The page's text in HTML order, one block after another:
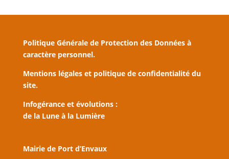
Politique Générale de Protection des Données à
caractère personnel.
Mentions légales et politique de confidentialité du
site.
Infogérance et évolutions :
de la Lune à la Lumière
Mairie de Port d’Envaux